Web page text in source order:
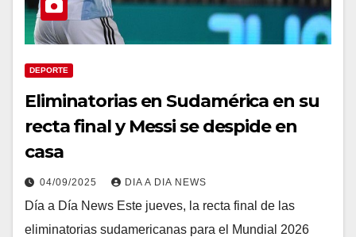
DEPORTE
Eliminatorias en Sudamérica en su
recta final y Messi se despide en
casa
04/09/2025 DIA A DIA NEWS
Día a Día News Este jueves, la recta final de las
eliminatorias sudamericanas para el Mundial 2026